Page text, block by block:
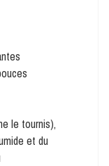
le tournis),
et du